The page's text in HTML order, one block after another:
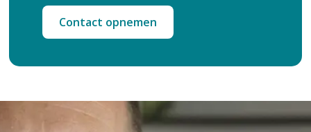
Contact opnemen